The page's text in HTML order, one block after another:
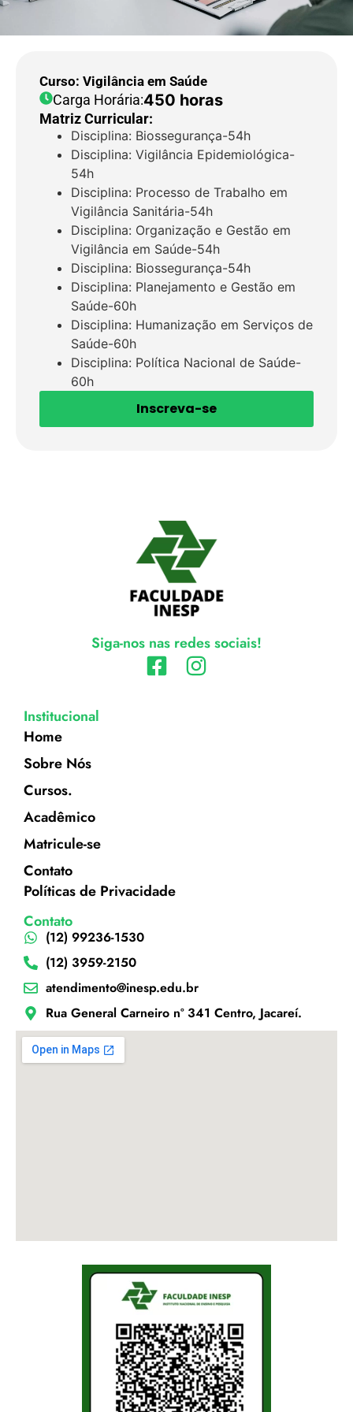
Curso: Vigilância em Saúde
Carga Horária:450 horas
Matriz Curricular:
Disciplina: Biossegurança-54h
Disciplina: Vigilância Epidemiológica-
54h
Disciplina: Processo de Trabalho em
Vigilância Sanitária-54h
Disciplina: Organização e Gestão em
Vigilância em Saúde-54h
Disciplina: Biossegurança-54h
Disciplina: Planejamento e Gestão em
Saúde-60h
Disciplina: Humanização em Serviços de
Saúde-60h
Disciplina: Política Nacional de Saúde-
60h
Inscreva-se
Siga-nos nas redes sociais!
Institucional
Home
Sobre Nós
Cursos.
Acadêmico
Matricule-se
Contato
Políticas de Privacidade
Contato
(12) 99236-1530
(12) 3959-2150
atendimento@inesp.edu.br
Rua General Carneiro nº 341 Centro, Jacareí.